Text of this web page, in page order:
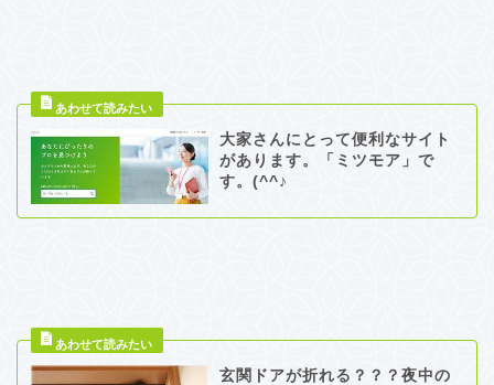
大家さんにとって便利なサイト
があります。「ミツモア」で
す。(^^♪
玄関ドアが折れる？？？夜中の